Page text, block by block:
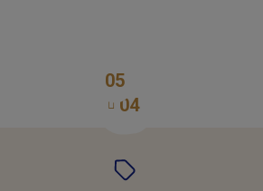
01
02
03
04
05